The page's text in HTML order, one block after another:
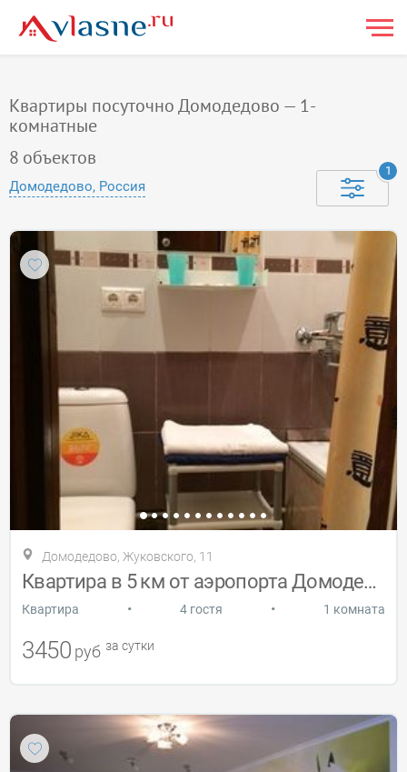
Квартиры посуточно Домодедово — 1-
комнатные
8 объектов
Домодедово, Россия
1
Домодедово, Жуковского, 11
Квартира в 5 км от аэропорта Домодедово
Квартира • 4 гостя • 1 комната
3450 руб за сутки